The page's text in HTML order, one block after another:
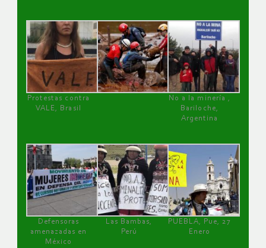
Protestas contra
VALE, Brasil
No a la minería ,
Bariloche,
Argentina
Defensoras
amenazadas en
México
Las Bambas,
Perú
PUEBLA, Pue, 27
Enero